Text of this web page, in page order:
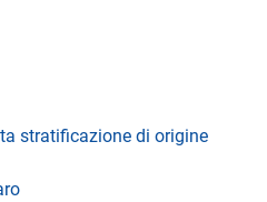
stratificazione di origine